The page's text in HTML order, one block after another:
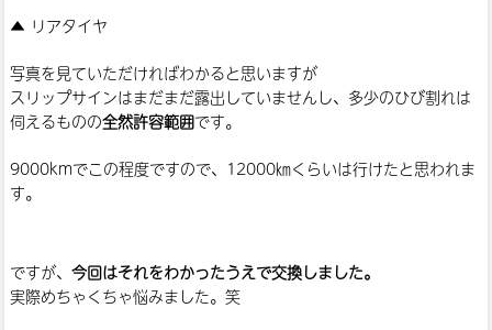
▲ リアタイヤ
写真を見ていただければわかると思いますが
スリップサインはまだまだ露出していませんし、多少のひび割れは
伺えるものの全然許容範囲です。
9000kmでこの程度ですので、12000㎞くらいは行けたと思われま
す。
ですが、今回はそれをわかったうえで交換しました。
実際めちゃくちゃ悩みました。笑